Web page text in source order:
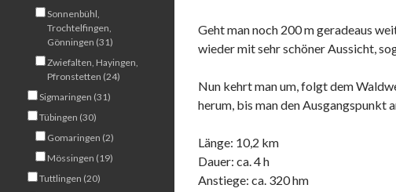
Geht man noch 200 m geradeaus
wieder mit sehr schöner Aussicht,
Nun kehrt man um, folgt dem
herum, bis man den Ausgangspunkt
Länge: 10,2 km
Dauer: ca. 4 h
Anstiege: ca. 320 hm
Sonnenbühl,
Trochtelfingen,
Gönningen (31)
Zwiefalten, Hayingen,
Pfronstetten (24)
Sigmaringen (31)
Tübingen (30)
Gomaringen (2)
Mössingen (19)
Tuttlingen (20)